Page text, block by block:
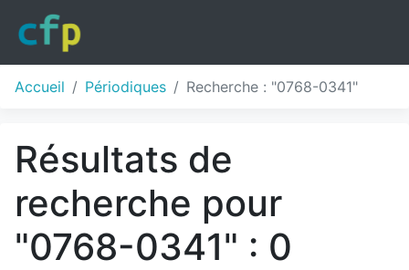
Accueil Périodiques Recherche : "0768-0341"
Résultats de
recherche pour
"0768-0341" : 0